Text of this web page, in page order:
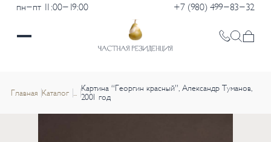
пн-пт 11:00-19:00 +7 (980) 499-83-32
Главная Каталог
Картина “Георгин красный”, Александр Туманов,
2001 год